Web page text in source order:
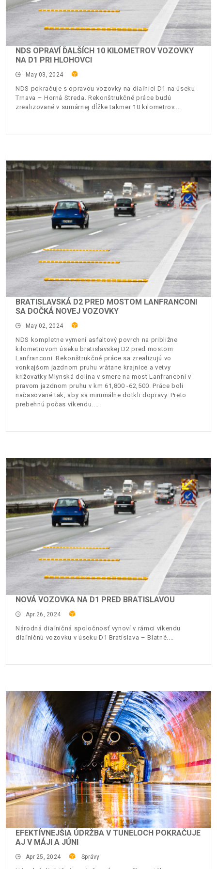
NDS OPRAVÍ ĎALŠÍCH 10 KILOMETROV VOZOVKY
NA D1 PRI HLOHOVCI
May 03, 2024
NDS pokračuje s opravou vozovky na diaľnici D1 na úseku
Trnava – Horná Streda. Rekonštrukčné práce budú
zrealizované v sumárnej dĺžke takmer 10 kilometrov.
BRATISLAVSKÁ D2 PRED MOSTOM LANFRANCONI
SA DOČKÁ NOVEJ VOZOVKY
May 02, 2024
NDS kompletne vymení asfaltový povrch na približne
kilometrovom úseku bratislavskej D2 pred mostom
Lanfranconi. Rekonštrukčné práce sa zrealizujú vo
vonkajšom jazdnom pruhu vrátane krajnice a vetvy
križovatky Mlynská dolina v smere na most Lanfranconi v
pravom jazdnom pruhu v km 61,800 -62,500. Práce boli
načasované tak, aby sa minimálne dotkli dopravy. Preto
prebehnú počas víkendu.
NOVÁ VOZOVKA NA D1 PRED BRATISLAVOU
Apr 26, 2024
Národná diaľničná spoločnosť vynoví v rámci víkendu
diaľničnú vozovku v úseku D1 Bratislava – Blatné.
EFEKTÍVNEJŠIA ÚDRŽBA V TUNELOCH POKRAČUJE
AJ V MÁJI A JÚNI
Apr 25, 2024 Správy